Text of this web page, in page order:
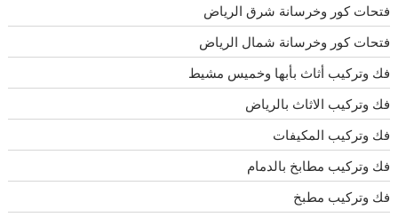
فتحات كور وخرسانة شرق الرياض
فتحات كور وخرسانة شمال الرياض
فك وتركيب أثاث بأبها وخميس مشيط
فك وتركيب الاثاث بالرياض
فك وتركيب المكيفات
فك وتركيب مطابخ بالدمام
فك وتركيب مطبخ